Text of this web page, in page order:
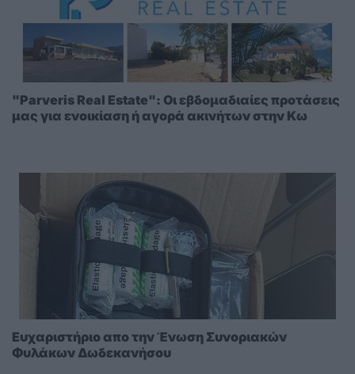
"Parveris Real Estate": Οι εβδομαδιαίες προτάσεις
μας για ενοικίαση ή αγορά ακινήτων στην Κω
Ευχαριστήριο απο την Ένωση Συνοριακών
Φυλάκων Δωδεκανήσου